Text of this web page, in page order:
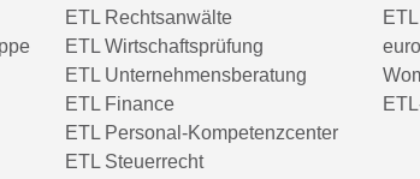
ETL Rechtsanwälte
ETL Wirtschaftsprüfung
ETL Unternehmensberatung
ETL Finance
ETL Personal-Kompetenzcenter
ETL Steuerrecht